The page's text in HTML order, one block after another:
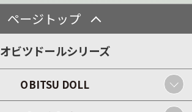
ページトップ
オビツドールシリーズ
OBITSU DOLL